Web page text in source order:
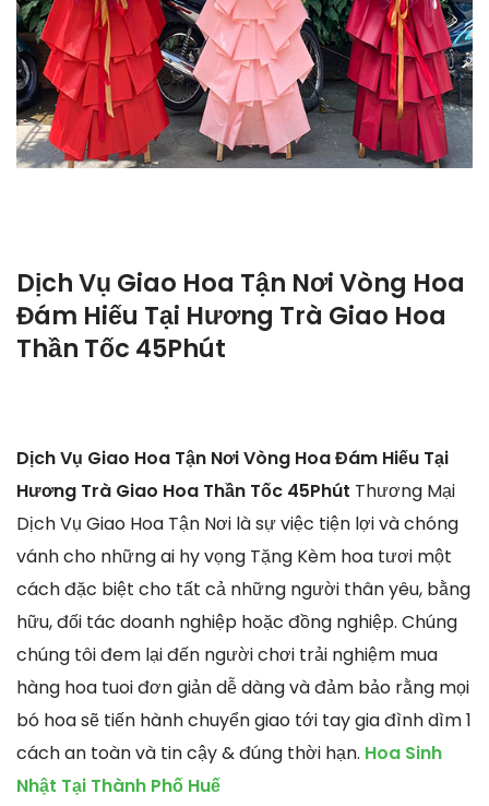
Dịch Vụ Giao Hoa Tận Nơi Vòng Hoa
Đám Hiếu Tại Hương Trà Giao Hoa
Thần Tốc 45Phút
Dịch Vụ Giao Hoa Tận Nơi Vòng Hoa Đám Hiếu Tại
Hương Trà Giao Hoa Thần Tốc 45Phút Thương Mại
Dịch Vụ Giao Hoa Tận Nơi là sự việc tiện lợi và chóng
vánh cho những ai hy vọng Tặng Kèm hoa tươi một
cách đặc biệt cho tất cả những người thân yêu, bằng
hữu, đối tác doanh nghiệp hoặc đồng nghiệp. Chúng
chúng tôi đem lại đến người chơi trải nghiệm mua
hàng hoa tuoi đơn giản dễ dàng và đảm bảo rằng mọi
bó hoa sẽ tiến hành chuyển giao tới tay gia đình dìm 1
cách an toàn và tin cậy & đúng thời hạn. Hoa Sinh
Nhật Tại Thành Phố Huế